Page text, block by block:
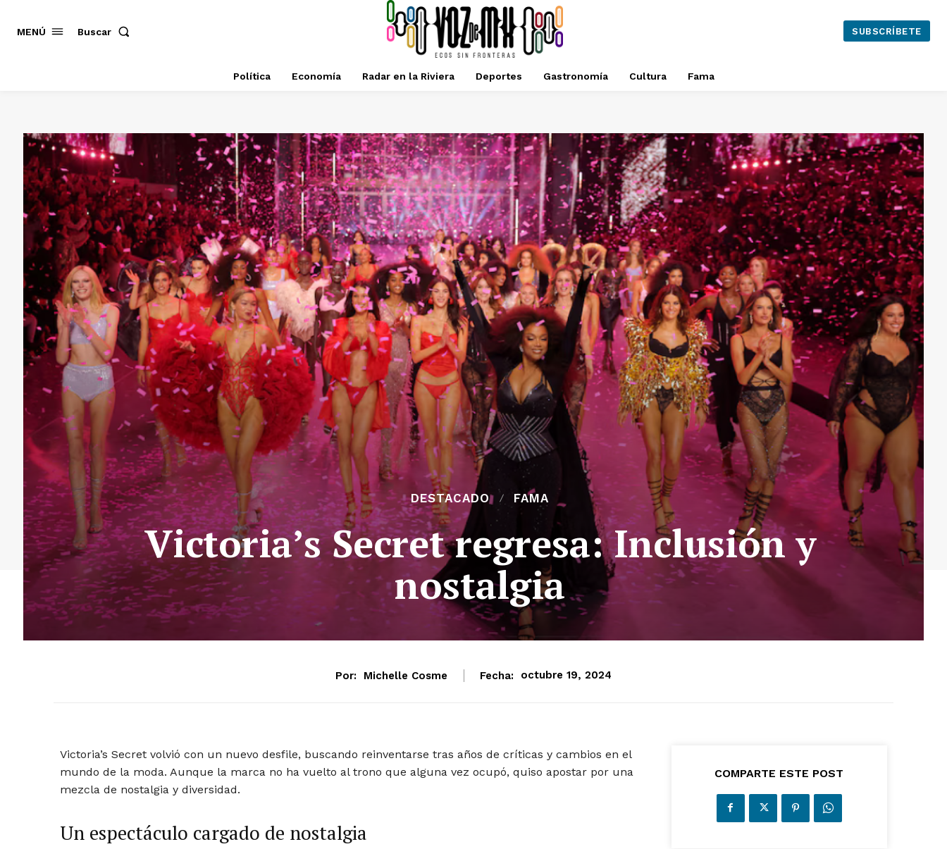
MENÚ Buscar SUBSCRÍBETE
Política Economía Radar en la Riviera Deportes Gastronomía Cultura Fama
DESTACADO FAMA
Victoria’s Secret regresa: Inclusión y
nostalgia
Por: Michelle Cosme Fecha: octubre 19, 2024
Victoria’s Secret volvió con un nuevo desfile, buscando reinventarse tras años de críticas y cambios en el
mundo de la moda. Aunque la marca no ha vuelto al trono que alguna vez ocupó, quiso apostar por una
mezcla de nostalgia y diversidad.
Un espectáculo cargado de nostalgia
COMPARTE ESTE POST